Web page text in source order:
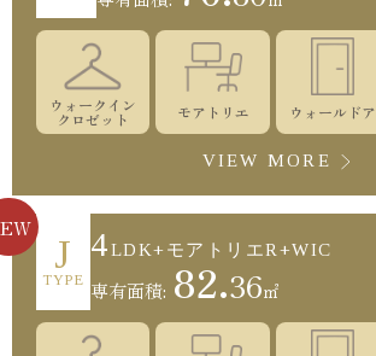
ウォークイン
クロゼット モアトリエ ウォールドア
VIEW MORE
J
TYPE
4LDK+モアトリエR+WIC
専有面積: 82.36㎡